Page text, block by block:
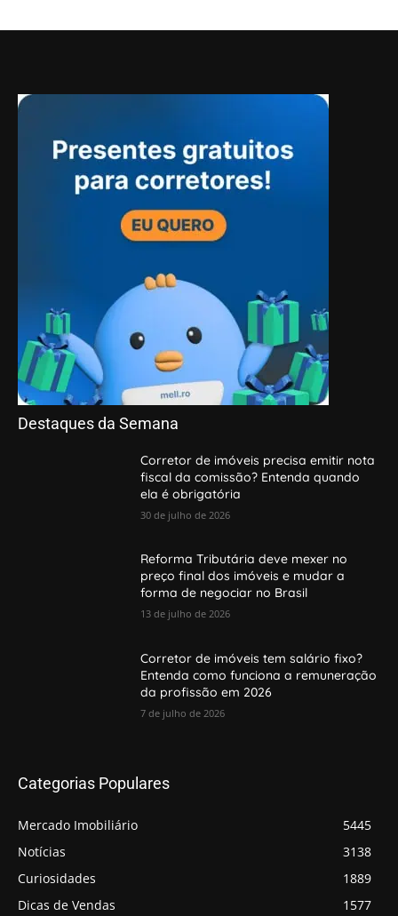
Destaques da Semana
Corretor de imóveis precisa emitir nota
fiscal da comissão? Entenda quando
ela é obrigatória
30 de julho de 2026
Reforma Tributária deve mexer no
preço final dos imóveis e mudar a
forma de negociar no Brasil
13 de julho de 2026
Corretor de imóveis tem salário fixo?
Entenda como funciona a remuneração
da profissão em 2026
7 de julho de 2026
Categorias Populares
Mercado Imobiliário
5445
Notícias
3138
Curiosidades
1889
Dicas de Vendas
1577